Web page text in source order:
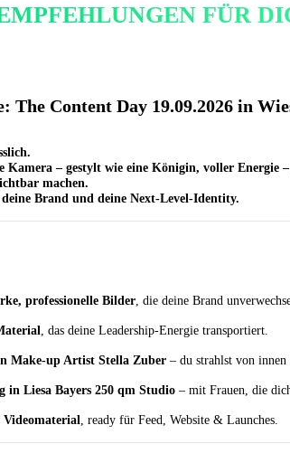
FÜR
The Content Day 19.09.2026 in
– gestylt wie eine Königin, voller Energie
machen.
Brand und deine Next-Level-Identity.
professionelle Bilder, die deine Brand
, das deine Leadership-Energie transportiert.
Make-up Artist Stella Zuber – du strahlst von innen
in Liesa Bayers 250 qm Studio – mit Frauen, die
Videomaterial, ready für Feed, Website & Launches.